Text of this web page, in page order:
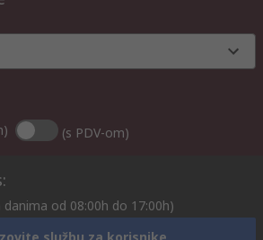
(s PDV-om)
danima od 08:00h do 17:00h)